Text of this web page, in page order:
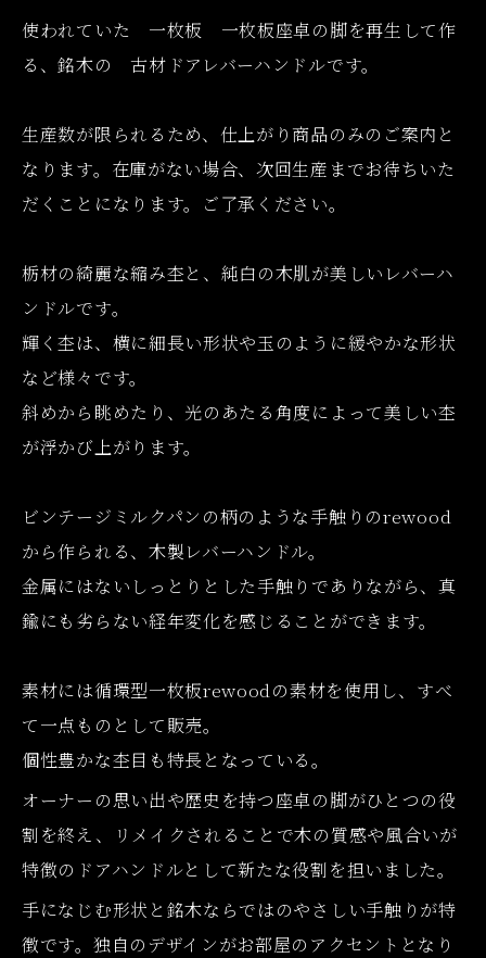
使われていた 一枚板 一枚板座卓の脚を再生して作
る、銘木の 古材ドアレバーハンドルです。
生産数が限られるため、仕上がり商品のみのご案内と
なります。在庫がない場合、次回生産までお待ちいた
だくことになります。ご了承ください。
栃材の綺麗な縮み杢と、純白の木肌が美しいレバーハ
ンドルです。
輝く杢は、横に細長い形状や玉のように緩やかな形状
など様々です。
斜めから眺めたり、光のあたる角度によって美しい杢
が浮かび上がります。
ビンテージミルクパンの柄のような手触りのrewood
から作られる、木製レバーハンドル。
金属にはないしっとりとした手触りでありながら、真
鍮にも劣らない経年変化を感じることができます。
素材には循環型一枚板rewoodの素材を使用し、すべ
て一点ものとして販売。
個性豊かな杢目も特長となっている。
オーナーの思い出や歴史を持つ座卓の脚がひとつの役
割を終え、リメイクされることで木の質感や風合いが
特徴のドアハンドルとして新たな役割を担いました。
手になじむ形状と銘木ならではのやさしい手触りが特
徴です。独自のデザインがお部屋のアクセントとなり